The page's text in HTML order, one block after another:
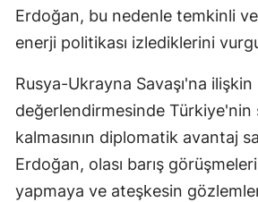
Erdoğan, bu nedenle temkinli
enerji politikası izlediklerini
Rusya-Ukrayna Savaşı'na ilişkin
değerlendirmesinde Türkiye'nin
kalmasının diplomatik avantaj
Erdoğan, olası barış
yapmaya ve ateşkesin